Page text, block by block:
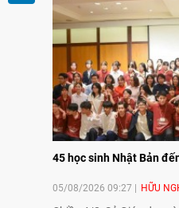
hoạt động trao đổi về văn
nghệ thuật và giao lưu
Thái Lan - Việt Nam
45 học sinh Nhật Bản
05/08/2026 09:27 HỮU